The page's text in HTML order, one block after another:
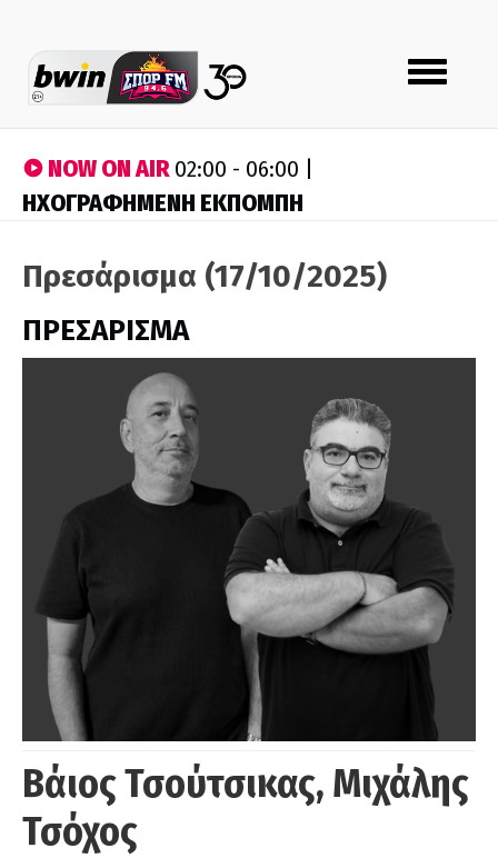
Toggle
navigation
NOW ON AIR02:00 - 06:00 |
ΗΧΟΓΡΑΦΗΜΕΝΗ ΕΚΠΟΜΠΗ
Πρεσάρισμα (17/10/2025)
ΠΡΕΣΑΡΙΣΜΑ
Βάιος Τσούτσικας, Μιχάλης
Τσόχος